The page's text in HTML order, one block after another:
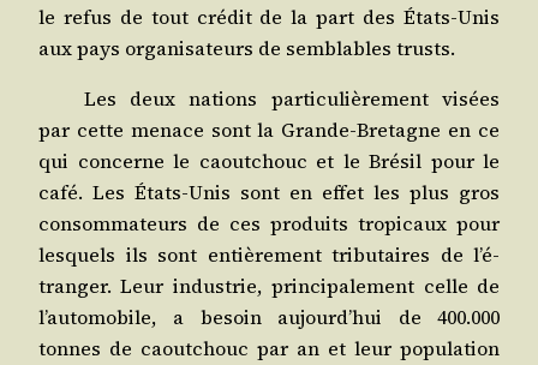
le refus de tout cré­dit de la part des États-Unis
aux pays orga­ni­sa­teurs de sem­blables trusts.
Les deux nations par­ti­cu­liè­re­ment visées
par cette menace sont la Grande-Bre­tagne en ce
qui concerne le caou­tchouc et le Bré­sil pour le
café. Les États-Unis sont en effet les plus gros
consom­ma­teurs de ces pro­duits tro­pi­caux pour
les­quels ils sont entiè­re­ment tri­bu­taires de l’é­
tran­ger. Leur indus­trie, prin­ci­pa­le­ment celle de
l’au­to­mo­bile, a besoin aujourd’­hui de 400.000
tonnes de caou­tchouc par an et leur popu­la­tion